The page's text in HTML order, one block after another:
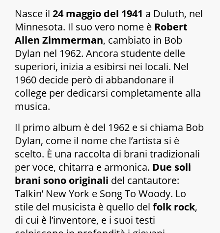
Nasce il 24 maggio del 1941 a Duluth, nel
Minnesota. Il suo vero nome è Robert
Allen Zimmerman, cambiato in Bob
Dylan nel 1962. Ancora studente delle
superiori, inizia a esibirsi nei locali. Nel
1960 decide però di abbandonare il
college per dedicarsi completamente alla
musica.
Il primo album è del 1962 e si chiama Bob
Dylan, come il nome che l’artista si è
scelto. È una raccolta di brani tradizionali
per voce, chitarra e armonica. Due soli
brani sono originali del cantautore:
Talkin’ New York e Song To Woody. Lo
stile del musicista è quello del folk rock,
di cui è l’inventore, e i suoi testi